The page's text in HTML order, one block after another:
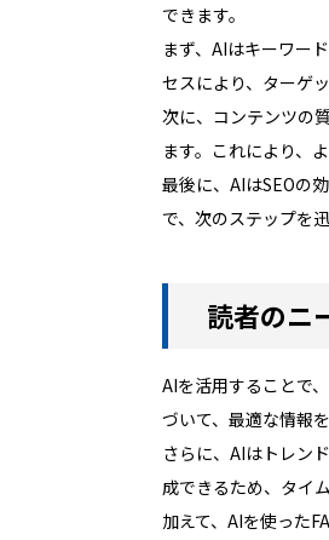
できます。
まず、AIはキーワー
セスにより、ターゲ
次に、コンテンツの
ます。これにより、
最後に、AIはSEOの
で、次のステップを
読者のニ
AIを活用することで
づいて、最適な情報
さらに、AIはトレン
成できるため、タイ
加えて、AIを使った